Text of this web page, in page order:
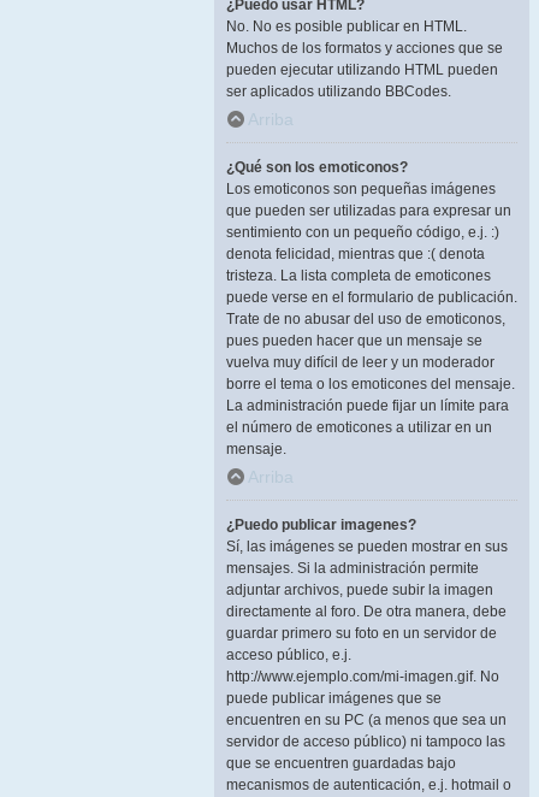
¿Puedo usar HTML?
No. No es posible publicar en HTML.
Muchos de los formatos y acciones que se
pueden ejecutar utilizando HTML pueden
ser aplicados utilizando BBCodes.
Arriba
¿Qué son los emoticonos?
Los emoticonos son pequeñas imágenes
que pueden ser utilizadas para expresar un
sentimiento con un pequeño código, e.j. :)
denota felicidad, mientras que :( denota
tristeza. La lista completa de emoticones
puede verse en el formulario de publicación.
Trate de no abusar del uso de emoticonos,
pues pueden hacer que un mensaje se
vuelva muy difícil de leer y un moderador
borre el tema o los emoticones del mensaje.
La administración puede fijar un límite para
el número de emoticones a utilizar en un
mensaje.
Arriba
¿Puedo publicar imagenes?
Sí, las imágenes se pueden mostrar en sus
mensajes. Si la administración permite
adjuntar archivos, puede subir la imagen
directamente al foro. De otra manera, debe
guardar primero su foto en un servidor de
acceso público, e.j.
http://www.ejemplo.com/mi-imagen.gif. No
puede publicar imágenes que se
encuentren en su PC (a menos que sea un
servidor de acceso público) ni tampoco las
que se encuentren guardadas bajo
mecanismos de autenticación, e.j. hotmail o